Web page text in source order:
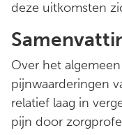
deze uitkomsten
Over het
pijnwaarderingen
relatief laag in
pijn door